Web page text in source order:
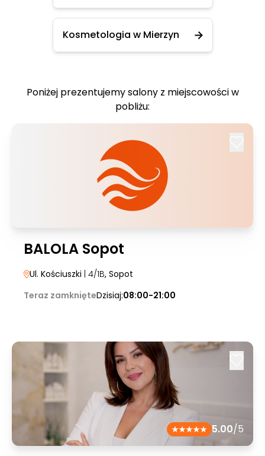
Kosmetologia w Mierzyn
Poniżej prezentujemy salony z miejscowości w
pobliżu:
BALOLA Sopot
Ul. Kościuszki | 4/1B, Sopot
Teraz zamknięteDzisiaj:08:00-21:00
5.00/5